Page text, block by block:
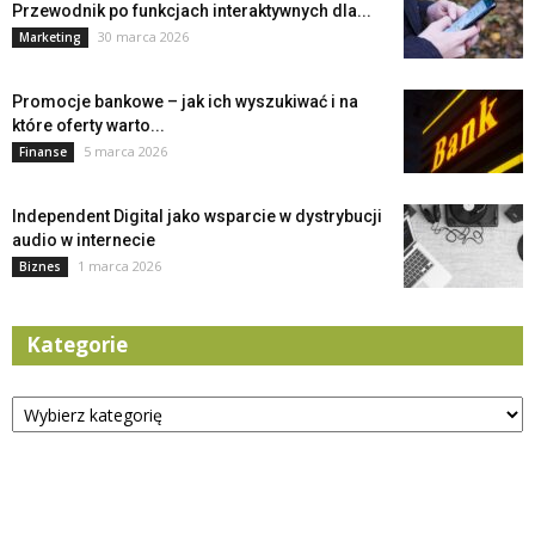
Przewodnik po funkcjach interaktywnych dla...
Marketing 30 marca 2026
Promocje bankowe – jak ich wyszukiwać i na
które oferty warto...
Finanse 5 marca 2026
Independent Digital jako wsparcie w dystrybucji
audio w internecie
Biznes 1 marca 2026
Kategorie
Kategorie